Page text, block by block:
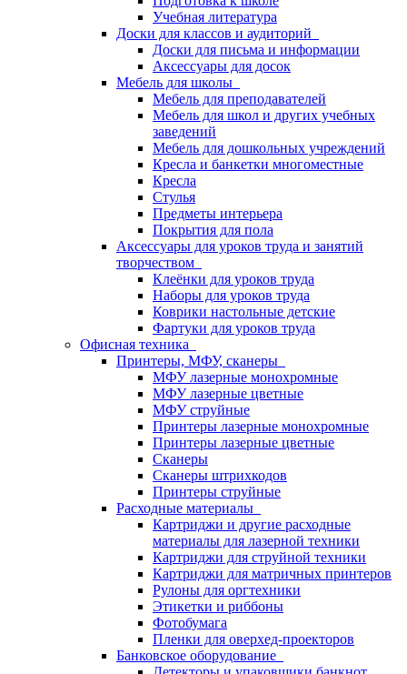
Учебная литература
Доски для классов и аудиторий
Доски для письма и информации
Аксессуары для досок
Мебель для школы
Мебель для преподавателей
Мебель для школ и других учебных
заведений
Мебель для дошкольных учреждений
Кресла и банкетки многоместные
Кресла
Стулья
Предметы интерьера
Покрытия для пола
Аксессуары для уроков труда и занятий
творчеством
Клеёнки для уроков труда
Наборы для уроков труда
Коврики настольные детские
Фартуки для уроков труда
Офисная техника
Принтеры, МФУ, сканеры
МФУ лазерные монохромные
МФУ лазерные цветные
МФУ струйные
Принтеры лазерные монохромные
Принтеры лазерные цветные
Сканеры
Сканеры штрихкодов
Принтеры струйные
Расходные материалы
Картриджи и другие расходные
материалы для лазерной техники
Картриджи для струйной техники
Картриджи для матричных принтеров
Рулоны для оргтехники
Этикетки и риббоны
Фотобумага
Пленки для оверхед-проекторов
Банковское оборудование